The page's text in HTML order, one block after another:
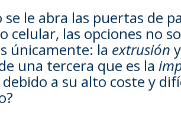
le abra las puertas de
las opciones no
únicamente: la extrusión
una tercera que es la
a su alto coste y